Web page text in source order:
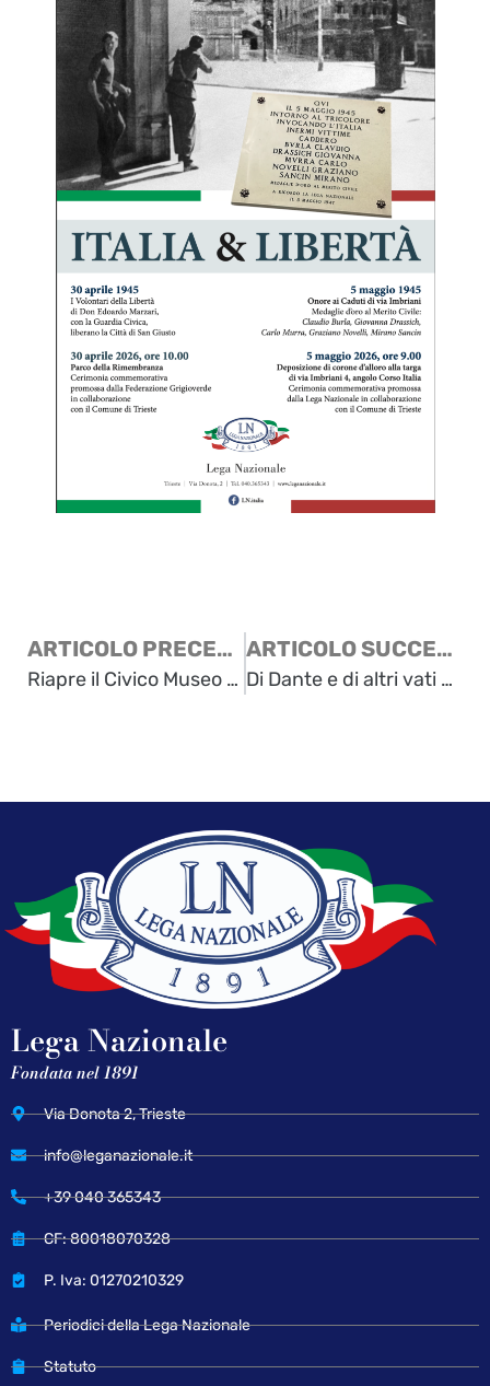
ARTICOLO PRECEDENTE
Riapre il Civico Museo del Risorgimento: conclusi i lavori di restauro
ARTICOLO SUCCESSIVO
Di Dante e di altri vati – Un incontro nel ricordo di Diego Redivo
Lega Nazionale
Fondata nel 1891
Via Donota 2, Trieste
info@leganazionale.it
+39 040 365343
CF: 80018070328
P. Iva: 01270210329
Periodici della Lega Nazionale
Statuto